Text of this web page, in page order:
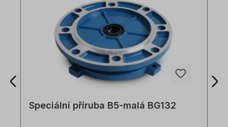
Speciální příruba B5-malá BG132